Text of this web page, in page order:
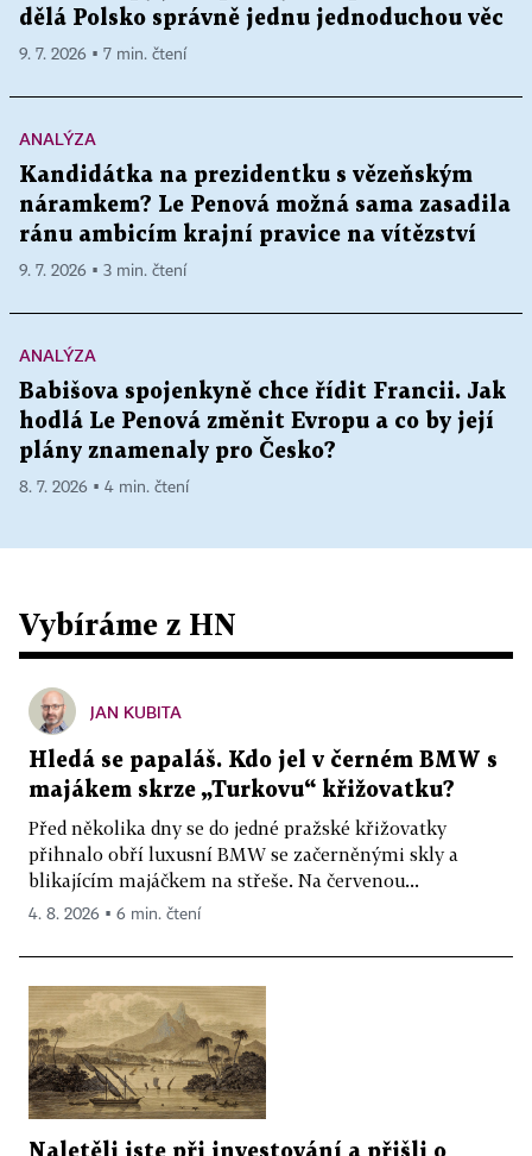
dělá Polsko správně jednu jednoduchou věc
9. 7. 2026 ▪ 7 min. čtení
ANALÝZA
Kandidátka na prezidentku s vězeňským
náramkem? Le Penová možná sama zasadila
ránu ambicím krajní pravice na vítězství
9. 7. 2026 ▪ 3 min. čtení
ANALÝZA
Babišova spojenkyně chce řídit Francii. Jak
hodlá Le Penová změnit Evropu a co by její
plány znamenaly pro Česko?
8. 7. 2026 ▪ 4 min. čtení
Vybíráme z HN
JAN KUBITA
Hledá se papaláš. Kdo jel v černém BMW s
majákem skrze „Turkovu“ křižovatku?
Před několika dny se do jedné pražské křižovatky
přihnalo obří luxusní BMW se začerněnými skly a
blikajícím majáčkem na střeše. Na červenou...
4. 8. 2026 ▪ 6 min. čtení